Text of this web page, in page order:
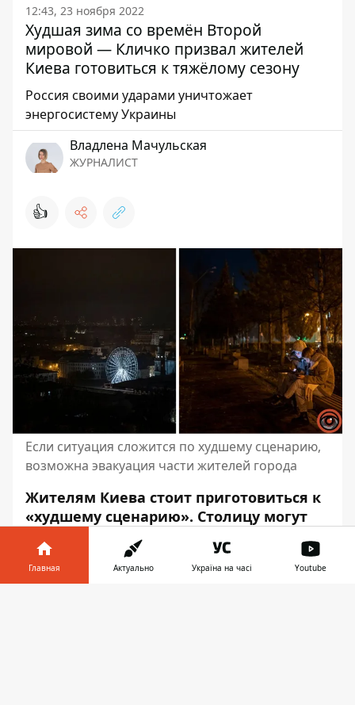
12:43, 23 ноября 2022
Худшая зима со времён Второй
мировой — Кличко призвал жителей
Киева готовиться к тяжёлому сезону
Россия своими ударами уничтожает
энергосистему Украины
Владлена Мачульская
ЖУРНАЛИСТ
👍
Если ситуация сложится по худшему сценарию,
возможна эвакуация части жителей города
Жителям Киева стоит приготовиться к
«худшему сценарию». Столицу могут
отключения электроэнергии при
низких температурах. Рассматривается
вариант эвакуации части города.
Главная Актуально Україна на часі Youtube